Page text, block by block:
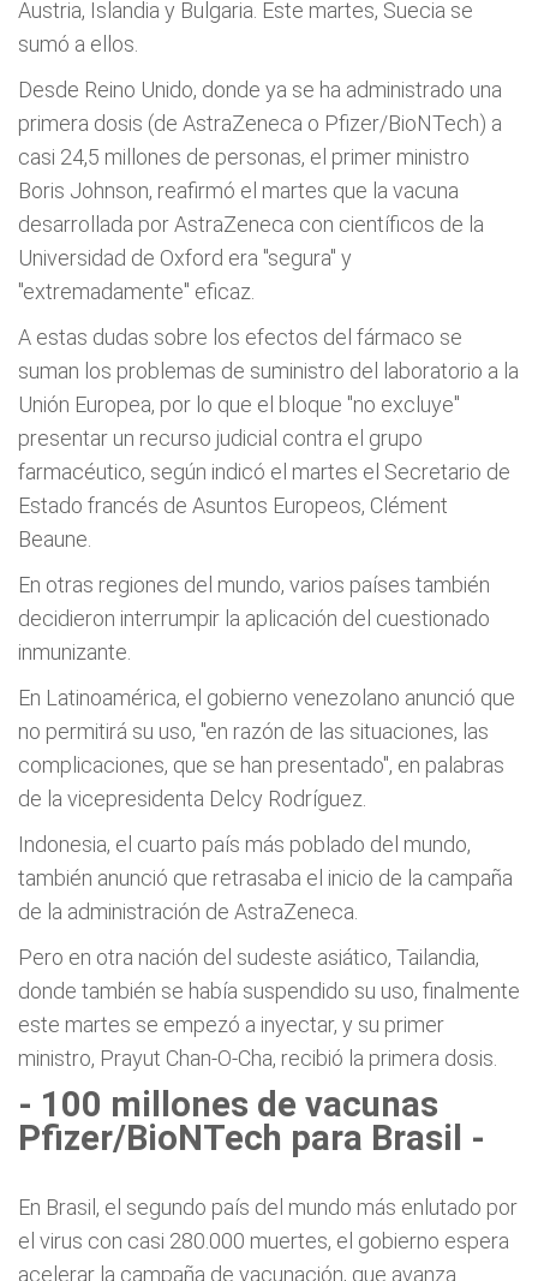
Austria, Islandia y Bulgaria. Este martes, Suecia se
sumó a ellos.
Desde Reino Unido, donde ya se ha administrado una
primera dosis (de AstraZeneca o Pfizer/BioNTech) a
casi 24,5 millones de personas, el primer ministro
Boris Johnson, reafirmó el martes que la vacuna
desarrollada por AstraZeneca con científicos de la
Universidad de Oxford era "segura" y
"extremadamente" eficaz.
A estas dudas sobre los efectos del fármaco se
suman los problemas de suministro del laboratorio a la
Unión Europea, por lo que el bloque "no excluye"
presentar un recurso judicial contra el grupo
farmacéutico, según indicó el martes el Secretario de
Estado francés de Asuntos Europeos, Clément
Beaune.
En otras regiones del mundo, varios países también
decidieron interrumpir la aplicación del cuestionado
inmunizante.
En Latinoamérica, el gobierno venezolano anunció que
no permitirá su uso, "en razón de las situaciones, las
complicaciones, que se han presentado", en palabras
de la vicepresidenta Delcy Rodríguez.
Indonesia, el cuarto país más poblado del mundo,
también anunció que retrasaba el inicio de la campaña
de la administración de AstraZeneca.
Pero en otra nación del sudeste asiático, Tailandia,
donde también se había suspendido su uso, finalmente
este martes se empezó a inyectar, y su primer
ministro, Prayut Chan-O-Cha, recibió la primera dosis.
- 100 millones de vacunas
Pfizer/BioNTech para Brasil -
En Brasil, el segundo país del mundo más enlutado por
el virus con casi 280.000 muertes, el gobierno espera
acelerar la campaña de vacunación, que avanza